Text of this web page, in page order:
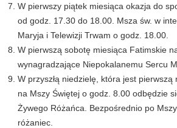
W pierwszy piątek miesiąca okazja do
od godz. 17.30 do 18.00. Msza św. w
Maryja i Telewizji Trwam o godz. 18.00.
W pierwszą sobotę miesiąca Fatimskie
wynagradzające Niepokalanemu Sercu
W przyszłą niedzielę, która jest pierwszą
na Mszy Świętej o godz. 8.00 odbędzie
Żywego Różańca. Bezpośrednio po
różaniec.